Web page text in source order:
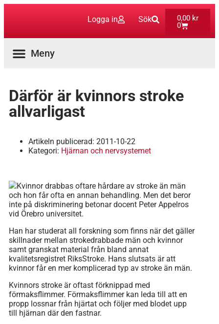
Logga in Sök 0,00 kr
0
Därför är kvinnors stroke
allvarligast
Artikeln publicerad: 2011-10-22
Kategori: Hjärnan och nervsystemet
Kvinnor drabbas oftare hårdare av stroke än män
och hon får ofta en annan behandling. Men det beror
inte på diskriminering betonar docent Peter Appelros
vid Örebro universitet.
Han har studerat all forskning som finns när det gäller
skillnader mellan strokedrabbade män och kvinnor
samt granskat material från bland annat
kvalitetsregistret RiksStroke. Hans slutsats är att
kvinnor får en mer komplicerad typ av stroke än män.
Kvinnors stroke är oftast förknippad med
förmaksflimmer. Förmaksflimmer kan leda till att en
propp lossnar från hjärtat och följer med blodet upp
till hjärnan där den fastnar.